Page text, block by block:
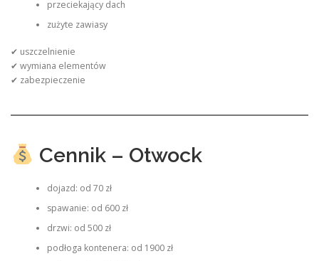
przeciekający dach
zużyte zawiasy
✔ uszczelnienie
✔ wymiana elementów
✔ zabezpieczenie
Cennik – Otwock
dojazd: od 70 zł
spawanie: od 600 zł
drzwi: od 500 zł
podłoga kontenera: od 1900 zł